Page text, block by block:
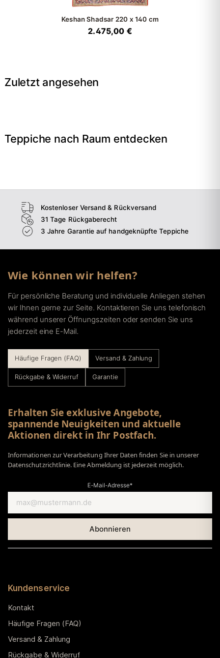
Keshan Shadsar 220 x 140 cm
2.475,00 €
Zuletzt angesehen
Teppiche nach Raum entdecken
Wohnzimmer
Kostenloser Versand & Rückversand
31 Tage Rückgaberecht
3 Jahre Garantie auf handgeknüpfte Teppiche
Wie können wir helfen?
Für persönliche Beratung und individuelle Anliegen stehen
wir Ihnen gerne zur Seite. Kontaktieren Sie uns telefonisch
während unserer Öffnungszeiten oder senden Sie uns
jederzeit eine E-Mail.
Häufige Fragen (FAQ) Versand & Zahlung
Rückgabe & Widerruf Garantie
Erhalten Sie exklusive Angebote,
spannende Neuigkeiten und aktuelle
Aktionen direkt in Ihr Postfach.
Informationen zur Verarbeitung Ihrer Daten finden Sie in unserer
Datenschutzrichtlinie. Eine Abmeldung ist jederzeit möglich.
E-Mail-Adresse*
Kundenservice
Kontakt
Häufige Fragen (FAQ)
Versand & Zahlung
Rückgabe & Widerruf